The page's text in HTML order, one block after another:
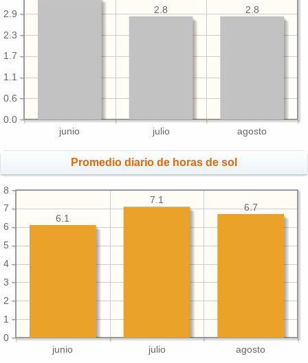
junio julio agosto
0.0
0.6
1.1
1.7
2.3
2.9 2.8
2.8
Promedio diario de horas de sol
junio julio agosto
0
1
2
3
4
5
6
7
8
6.7
7.1
6.1